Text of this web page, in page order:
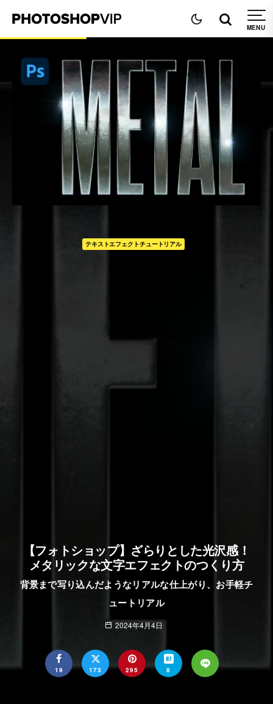
テキストエフェクトチュートリアル
【フォトショップ】ざらりとした光沢感！
メタリックな文字エフェクトのつくり方
背景まで写り込んだようなリアルな仕上がり、お手軽チ
ュートリアル
2024年4月4日
19 173 295 8